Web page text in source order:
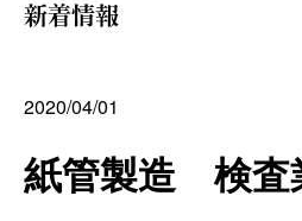
新着情報
2020/04/01
紙管製造 検査